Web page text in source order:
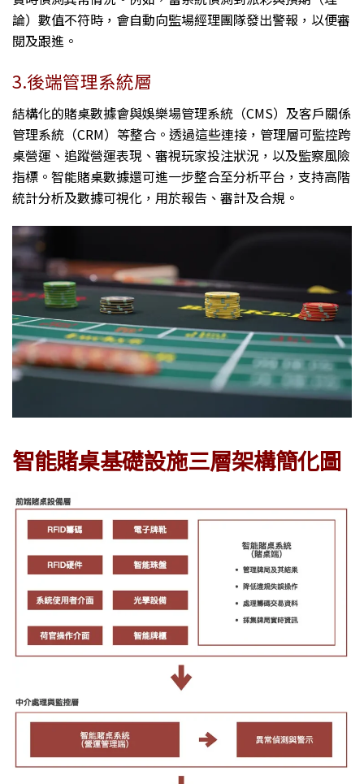
論）數值不符時，會自動向監場經理團隊發出警報，以便審
閱及跟進。
3.後端管理系統層
結構化的賭桌數據會與娛樂場管理系統（CMS）及客戶關係
管理系統（CRM）等整合。透過這些連接，管理層可監控跨
桌營運、追蹤營運表現、審視玩家投注狀況，以及監察風險
指標。智能賭桌數據還可進一步整合至分析平台，支持高階
統計分析及數據可視化，用於報告、審計及合規。
智能賭桌基礎設施三層架構簡化圖